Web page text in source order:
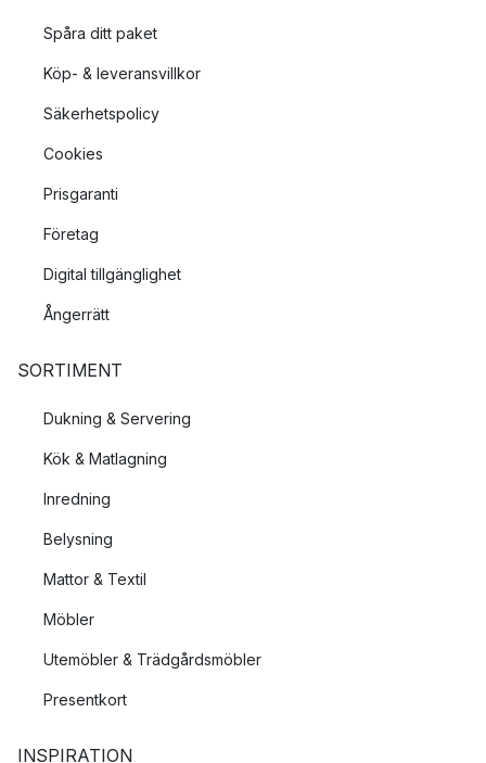
Spåra ditt paket
Köp- & leveransvillkor
Säkerhetspolicy
Cookies
Prisgaranti
Företag
Digital tillgänglighet
Ångerrätt
SORTIMENT
Dukning & Servering
Kök & Matlagning
Inredning
Belysning
Mattor & Textil
Möbler
Utemöbler & Trädgårdsmöbler
Presentkort
INSPIRATION